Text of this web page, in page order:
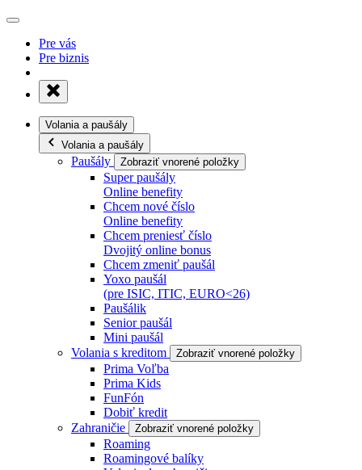
Pre vás
Pre biznis
Volania a paušály
Volania a paušály
Paušály Zobraziť vnorené položky
Super paušály
Online benefity
Chcem nové číslo
Online benefity
Chcem preniesť číslo
Dvojitý online bonus
Chcem zmeniť paušál
Yoxo paušál
(pre ISIC, ITIC, EURO<26)
Paušálik
Senior paušál
Mini paušál
Volania s kreditom
Zobraziť vnorené položky
Prima Voľba
Prima Kids
FunFón
Dobiť kredit
Zahraničie
Zobraziť vnorené položky
Roaming
Roamingové balíky